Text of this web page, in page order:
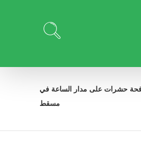
حشرات على مدار الساعة في
مسقط